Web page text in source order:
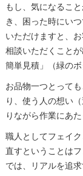
もし、気になるこ
き、困った時にい
いただけますと、
相談いただくこと
簡単見積」（緑の
お品物一つとって
り、使う人の想い
りながら作業にあた
職人としてフェイ
直すということは
では、リアルを追